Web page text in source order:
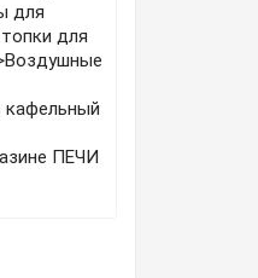
для
для
кафельный
ПЕЧИ